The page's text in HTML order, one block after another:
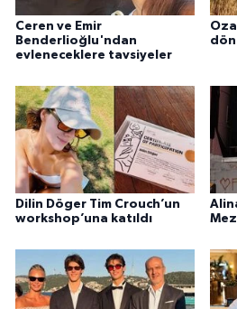
Ceren ve Emir
Benderlioğlu'ndan
evleneceklere tavsiyeler
Dilin Döger Tim Crouch’un
workshop’una katıldı